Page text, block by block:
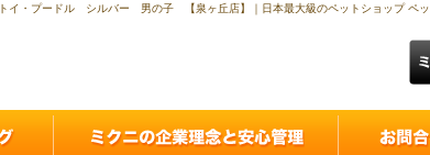
トイ・プードル シルバー 男の子 【泉ヶ丘店】｜日本最大級のペットショップ ペッ